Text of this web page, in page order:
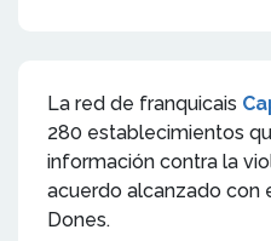
La red de franquicais
280 establecimientos
información contra la
acuerdo alcanzado con
Dones.